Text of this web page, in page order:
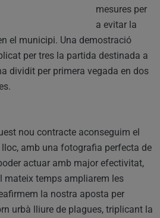
mesures per
a evitar la
el municipi. Una demostració
per tres la partida destinada a
dividit per primera vegada en dos
nou contracte aconseguim el
amb una fotografia perfecta de
actuar amb major efectivitat,
mateix temps ampliarem les
la nostra aposta per
urbà lliure de plagues, triplicant la